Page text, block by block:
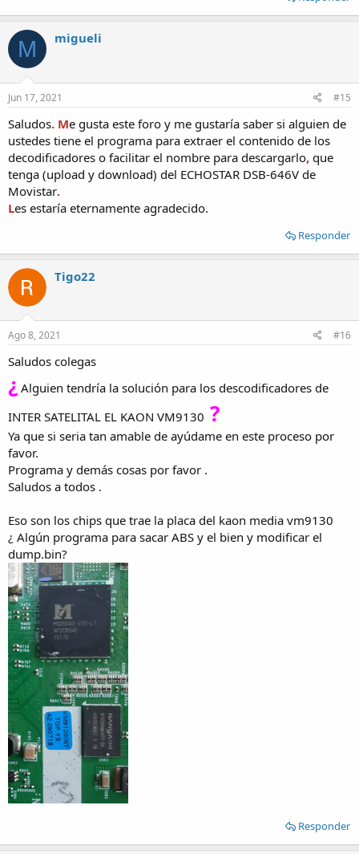
M migueli
Jun 17, 2021 #15
Saludos. Me gusta este foro y me gustaría saber si alguien de
ustedes tiene el programa para extraer el contenido de los
decodificadores o facilitar el nombre para descargarlo, que
tenga (upload y download) del ECHOSTAR DSB-646V de
Movistar.
Les estaría eternamente agradecido.
Responder
Tigo22
Ago 8, 2021 #16
Saludos colegas
¿ Alguien tendría la solución para los descodificadores de
INTER SATELITAL EL KAON VM9130 ?
Ya que si seria tan amable de ayúdame en este proceso por
favor.
Programa y demás cosas por favor .
Saludos a todos .
Eso son los chips que trae la placa del kaon media vm9130
¿ Algún programa para sacar ABS y el bien y modificar el
dump.bin?
Responder